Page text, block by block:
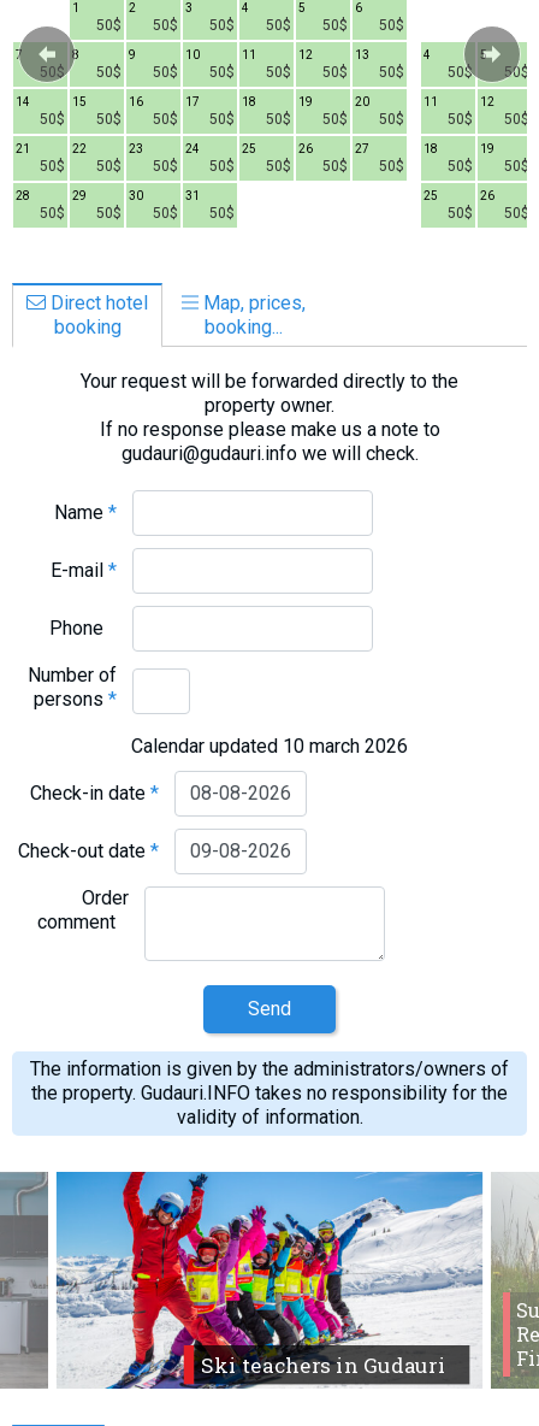
50$
1
50$
2
50$
3
50$
4
50$
5
50$
6
50$
7
50$
8
50$
9
50$
10
50$
11
50$
12
50$
13
50$
14
50$
15
50$
16
50$
17
50$
18
50$
19
50$
20
50$
21
50$
22
50$
23
50$
24
50$
25
50$
26
50$
27
50$
28
50$
29
50$
30
50$
31
50$
4
50$
5
50$
11
50$
12
50$
18
50$
19
50$
25
50$
26
Direct hotel
booking
Map, prices,
booking...
Your request will be forwarded directly to the
property owner.
If no response please make us a note to
gudauri@gudauri.info we will check.
Name*
E-mail*
Phone
Number of
persons*
Calendar updated 10 march 2026
Check-in date*
Check-out date*
Order
comment
Send
The information is given by the administrators/owners of
the property. Gudauri.INFO takes no responsibility for the
validity of information.
Ski teachers in Gudauri
Safety